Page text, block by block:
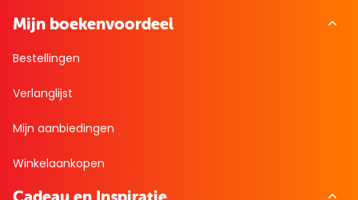
Mijn boekenvoordeel
Bestellingen
Verlanglijst
Mijn aanbiedingen
Winkelaankopen